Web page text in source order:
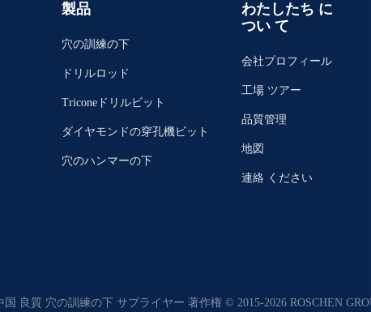
製品
穴の訓練の下
ドリルロッド
Triconeドリルビット
ダイヤモンドの穿孔機ビット
穴のハンマーの下
わたしたち に
つい て
会社プロフィール
工場 ツアー
品質管理
地図
連絡 ください
良質 穴の訓練の下 サプライヤー 著作権 © 2015-2026 ROSCHEN